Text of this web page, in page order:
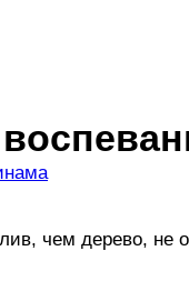
чем дерево, не